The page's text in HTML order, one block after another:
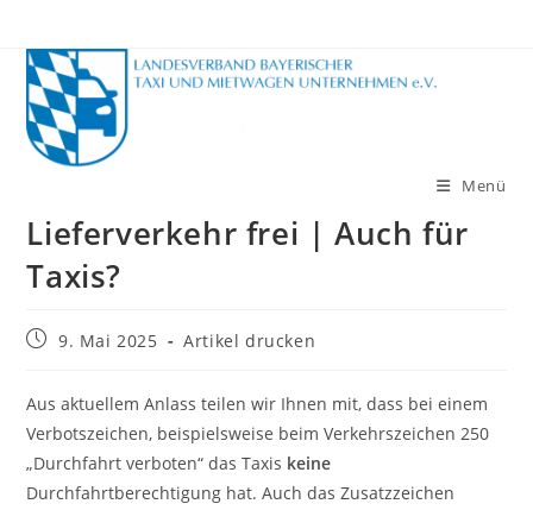
Inhalt
springen
Menü
Lieferverkehr frei | Auch für
Taxis?
Beitrag9. Mai 2025 Artikel drucken
Aus aktuellem Anlass teilen wir Ihnen mit, dass bei einem
Verbotszeichen, beispielsweise beim Verkehrszeichen 250
„Durchfahrt verboten“ das Taxis keine
Durchfahrtberechtigung hat. Auch das Zusatzzeichen